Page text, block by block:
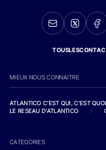
MIEUX NOUS CONNAITRE
ATLANTICO C'EST QUI, C'EST
LE RESEAU D'ATLANTICO
/
CATEGORIES